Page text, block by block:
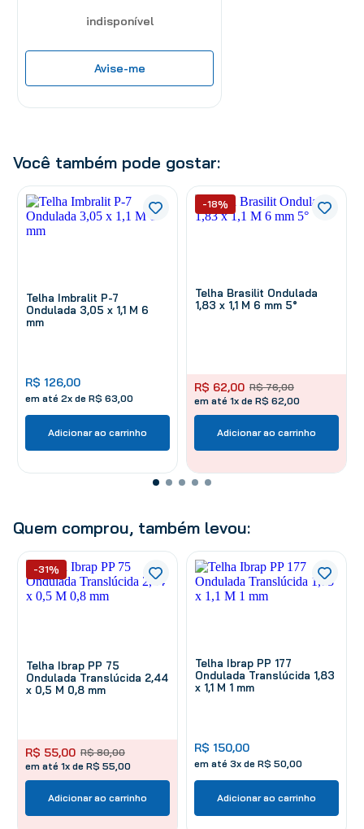
indisponível
Avise-me
Você também pode gostar:
Telha Imbralit P-7
Ondulada 3,05 x 1,1 M 6
mm
R$ 126,00
em até 2x de R$ 63,00
Adicionar ao carrinho
Telha Brasilit Ondulada
1,83 x 1,1 M 6 mm 5°
R$ 76,00
R$ 62,00
em até 1x de R$ 62,00
-18%
Adicionar ao carrinho
Quem comprou, também levou:
Telha Ibrap PP 75
Ondulada Translúcida 2,44
x 0,5 M 0,8 mm
R$ 80,00
R$ 55,00
em até 1x de R$ 55,00
-31%
Adicionar ao carrinho
Telha Ibrap PP 177
Ondulada Translúcida 1,83
x 1,1 M 1 mm
R$ 150,00
em até 3x de R$ 50,00
Adicionar ao carrinho